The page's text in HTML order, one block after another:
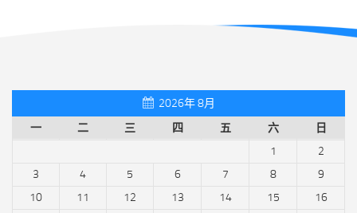
2026年 8月
一
二 三 四 五 六 日
1
2
3
4 5 6 7 8
9
10
11 12 13 14 15
16